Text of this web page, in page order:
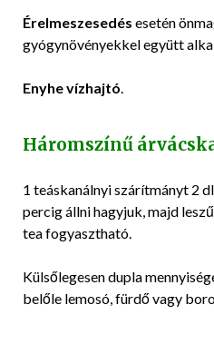
Érelmeszesedés esetén
gyógynövényekkel együtt
Enyhe vízhajtó.
Háromszínű
1 teáskanálnyi szárítmányt 2
percig állni hagyjuk, majd
tea fogyasztható.
Külsőlegesen dupla
belőle lemosó, fürdő vagy